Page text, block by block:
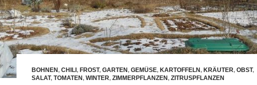
BOHNEN , CHILI , FROST, GARTEN , GEMÜSE, KARTOFFELN , KRÄUTER, OBST,
SALAT, TOMATEN , WINTER, ZIMMERPFLANZEN , ZITRUSPFLANZEN